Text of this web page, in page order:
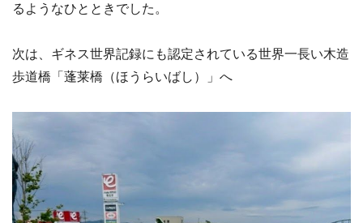
るようなひとときでした。
次は、ギネス世界記録にも認定されている世界一長い木造
歩道橋「蓬莱橋（ほうらいばし）」へ